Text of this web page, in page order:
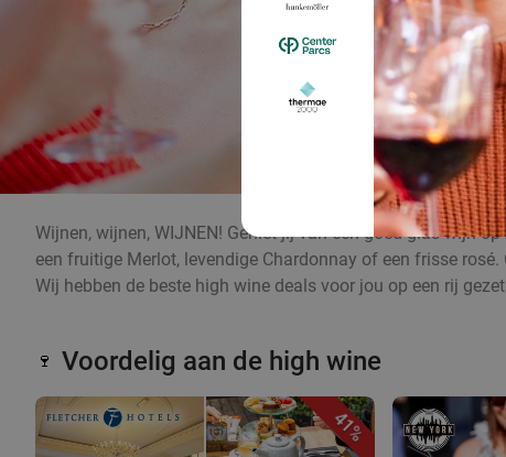
Wijnen, wijnen, WIJNEN! Geniet jij van een goed glas wijn
een fruitige Merlot, levendige Chardonnay of een frisse
Wij hebben de beste high wine deals voor jou op een rij
🍷 Voordelig aan de high wine
41%